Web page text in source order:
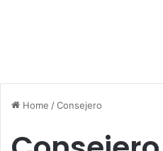
Home /Consejero